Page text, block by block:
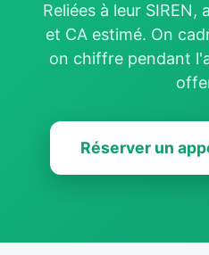
Reliées à leur
et CA estimé. On
on chiffre pendant
Réserver un